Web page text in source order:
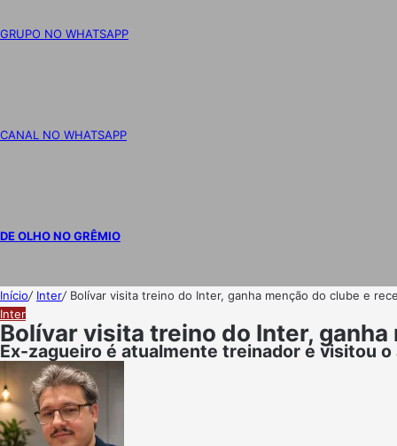
GRUPO NO WHATSAPP
CANAL NO WHATSAPP
DE OLHO NO GRÊMIO
Início/ Inter/ Bolívar visita treino do Inter, ganha menção do clube e
Inter
Bolívar visita treino do Inter,
Ex-zagueiro é atualmente treinador e visitou